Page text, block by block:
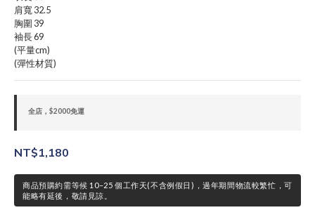
肩寬 32.5
胸圍 39
袖長 69
(平量cm)
(彈性材質)
全店，$2000免運
NT$1,180
商品預購約需等候 10–25 個工作天(不含例假日)，過年期間物流較繁忙，可
能略有延後，敬請見諒。